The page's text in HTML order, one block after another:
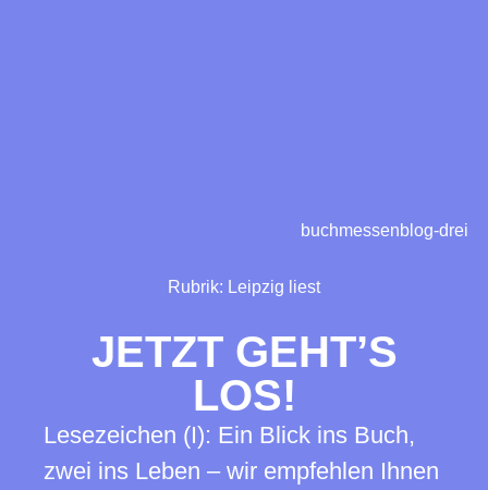
Rubrik: Leipzig liest
JETZT GEHT’S
LOS!
Lesezeichen (I): Ein Blick ins Buch,
zwei ins Leben – wir empfehlen Ihnen
buchmessenblog-drei